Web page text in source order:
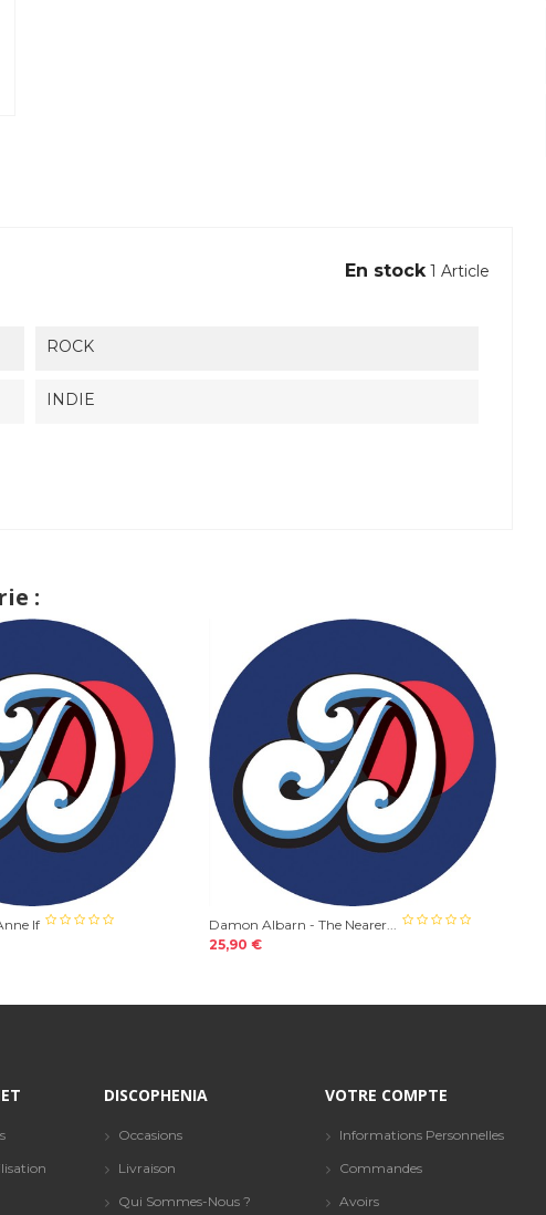
En stock 1 Article
ROCK
INDIE
:
If
Damon Albarn - The Nearer...
25,90 €
DISCOPHENIA
Occasions
Livraison
Qui Sommes-Nous ?
VOTRE COMPTE
Informations Personnelles
Commandes
Avoirs